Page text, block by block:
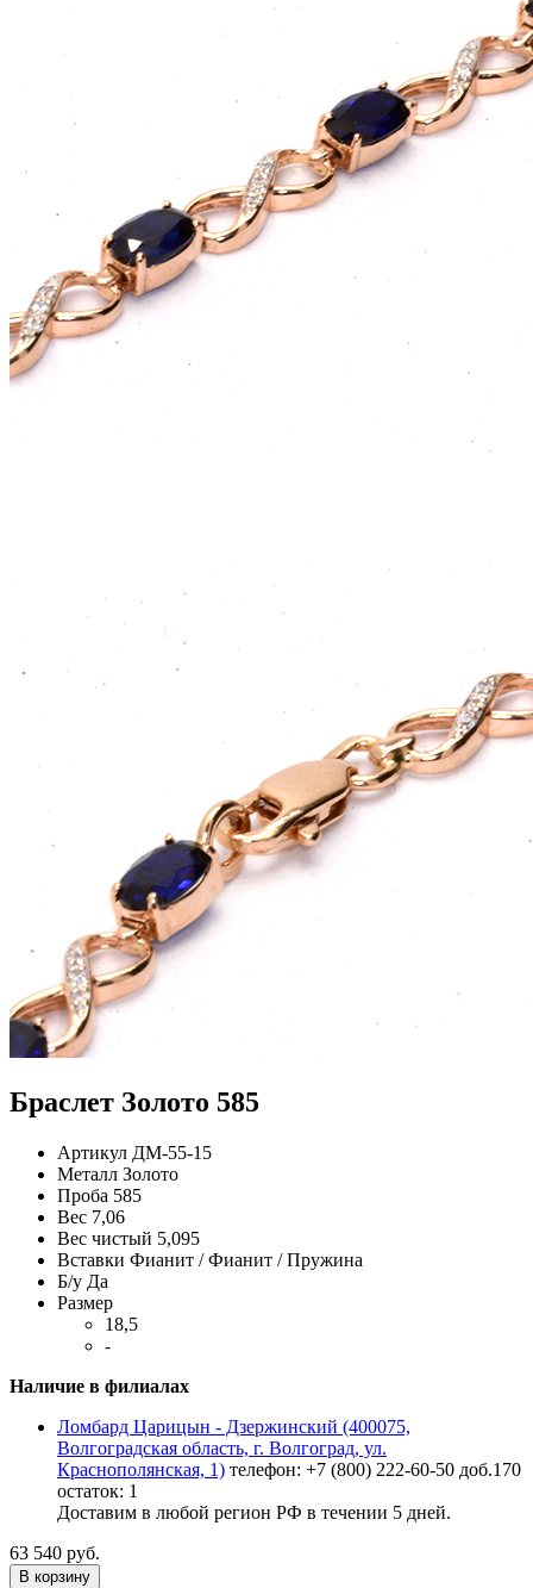
Браслет Золото 585
Артикул ДМ-55-15
Металл Золото
Проба 585
Вес 7,06
Вес чистый 5,095
Вставки Фианит / Фианит / Пружина
Б/у Да
Размер
18,5
-
Наличие в филиалах
Ломбард Царицын - Дзержинский (400075,
Волгоградская область, г. Волгоград, ул.
Краснополянская, 1) телефон: +7 (800) 222-60-50 доб.170
остаток: 1
Доставим в любой регион РФ в течении 5 дней.
63 540 руб.
В корзину